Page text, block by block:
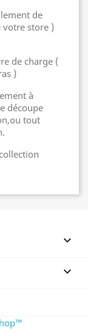
de
store )
de charge (
)
à
découpe
tout

